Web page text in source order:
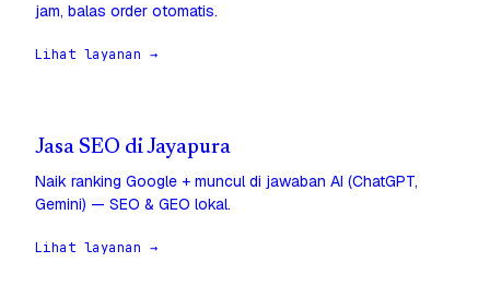
jam, balas order otomatis.
Lihat layanan →
Jasa SEO di Jayapura
Naik ranking Google + muncul di jawaban AI (ChatGPT,
Gemini) — SEO & GEO lokal.
Lihat layanan →